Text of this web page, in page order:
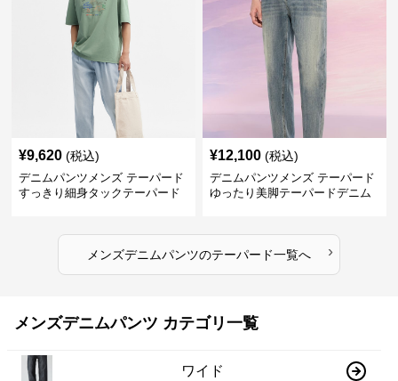
¥9,620 (税込)
デニムパンツメンズ テーパード
すっきり細身タックテーパード
¥12,100 (税込)
デニムパンツメンズ テーパード
ゆったり美脚テーパードデニム
メンズデニムパンツのテーパード一覧へ ›
メンズデニムパンツ カテゴリ一覧
ワイド